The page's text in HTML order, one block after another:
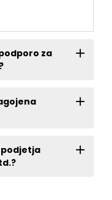
za
podjetja